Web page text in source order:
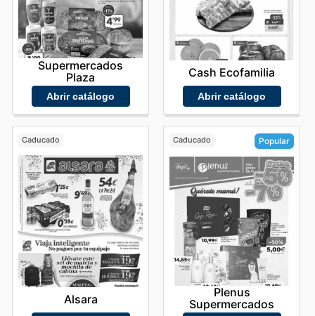
Supermercados
Plaza
Abrir catálogo
Cash Ecofamilia
Abrir catálogo
Caducado
Alsara
Caducado Popular
Plenus
Supermercados